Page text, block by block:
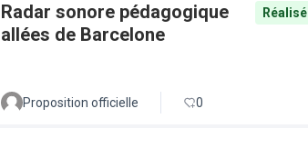
Radar sonore pédagogique
allées de Barcelone
Réalisé
Proposition officielle 0